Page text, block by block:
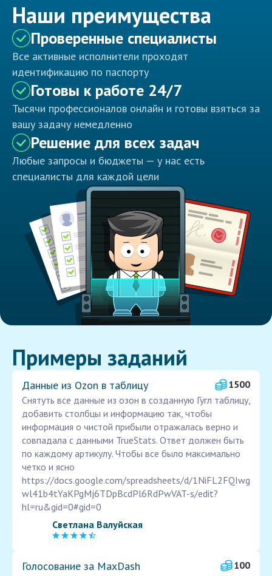
Наши преимущества
Проверенные специалисты
Все активные исполнители проходят
идентификацию по паспорту
Готовы к работе 24/7
Тысячи профессионалов онлайн и готовы взяться за
вашу задачу немедленно
Решение для всех задач
Любые запросы и бюджеты — у нас есть
специалисты для каждой цели
Примеры заданий
Данные из Ozon в таблицу
1500
Снятуть все данные из озон в созданную Гугл таблицу,
добавить столбцы и информацию так, чтобы
информация о чистой прибыли отражалась верно и
совпадала с данными TrueStats. Ответ должен быть
по каждому артикулу. Чтобы все было максимально
четко и ясно
https://docs.google.com/spreadsheets/d/1NiFL2FQIwg
wl41b4tYaKPgMj6TDpBcdPl6RdPwVAT-s/edit?
hl=ru&gid=0#gid=0
Светлана Валуйская
Голосование за MaxDash
100